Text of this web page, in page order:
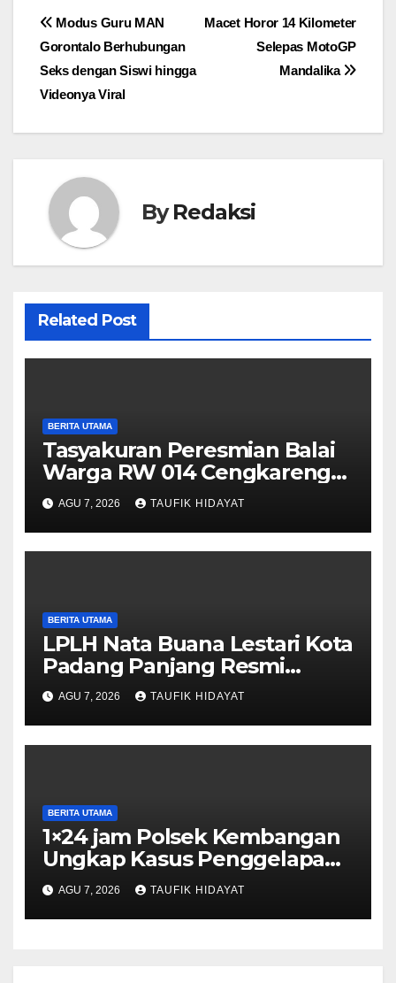
Navigasi
pos
Macet Horor 14 Kilometer
Selepas MotoGP
Mandalika
Modus Guru MAN
Gorontalo Berhubungan
Seks dengan Siswi hingga
Videonya Viral
ByRedaksi
Related Post
BERITA UTAMA
Tasyakuran Peresmian Balai
Warga RW 014 Cengkareng
Timur, Warga Didorong
Manfaatkan untuk
Musyawarah dan Kegiatan
AGU 7, 2026 TAUFIK HIDAYAT
BERITA UTAMA
LPLH Nata Buana Lestari Kota
Padang Panjang Resmi
Dilantik, Diharapkan Perkuat
Sinergi Pelestarian
Lingkungan
AGU 7, 2026 TAUFIK HIDAYAT
BERITA UTAMA
1×24 jam Polsek Kembangan
Ungkap Kasus Penggelapan
Motor Bermodus Kenalan di
Aplikasi Kencan, Pelaku
Dibekuk di Ciputat
AGU 7, 2026 TAUFIK HIDAYAT